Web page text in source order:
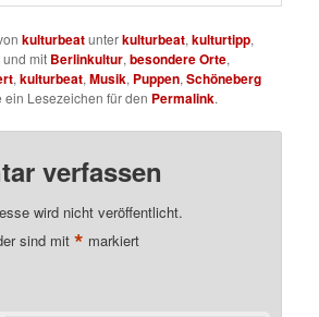
kulturbeatunterkulturbeat,kulturtipp,
mit Berlinkultur,besondere Orte,
,kulturbeat,Musik, Puppen,Schöneberg
ein Lesezeichen für den Permalink.
verfassen
wird nicht veröffentlicht.
sind mit* markiert